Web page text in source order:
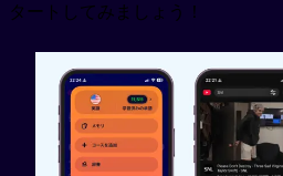
タートしてみましょう！